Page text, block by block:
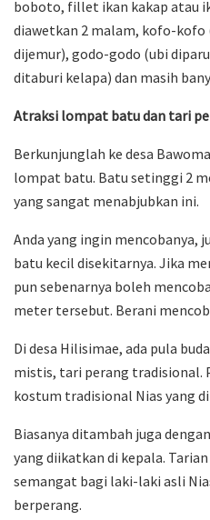
boboto, fillet ikan kakap atau
diawetkan 2 malam, kofo-kofo
dijemur), godo-godo (ubi
ditaburi kelapa) dan masih
Atraksi lompat batu dan tari
Berkunjunglah ke desa
lompat batu. Batu setinggi 2
yang sangat menabjubkan ini.
Anda yang ingin mencobanya,
batu kecil disekitarnya. Jika
pun sebenarnya boleh
meter tersebut. Berani
Di desa Hilisimae, ada pula
mistis, tari perang tradisional.
kostum tradisional Nias yang
Biasanya ditambah juga
yang diikatkan di kepala.
semangat bagi laki-laki asli
berperang.